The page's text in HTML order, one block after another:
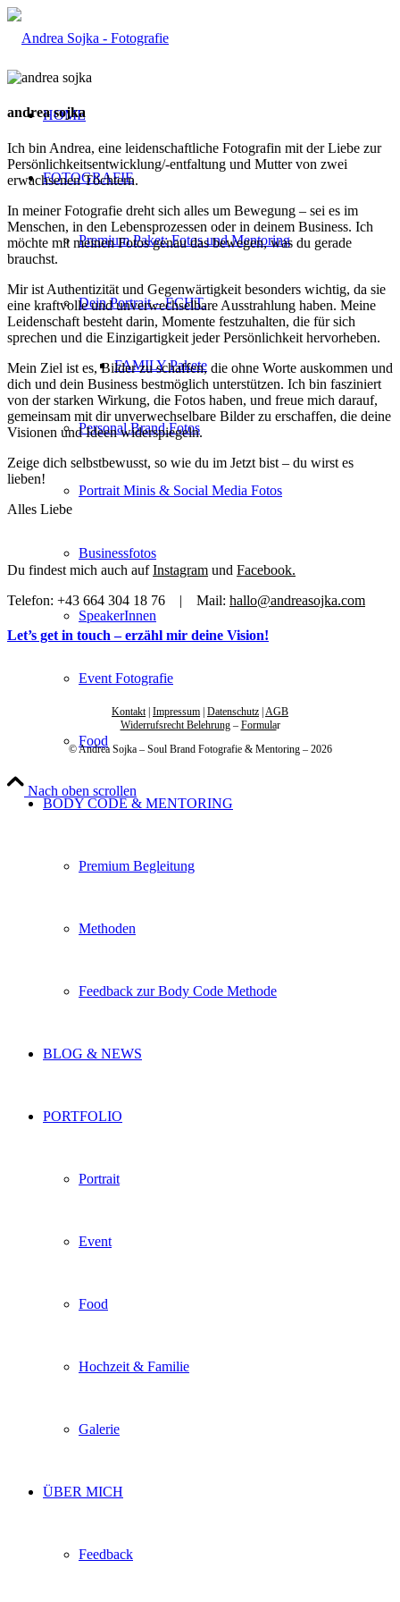
HOME
FOTOGRAFIE
Premium Paket: Fotos und Mentoring
Dein Portrait – ECHT.
FAMILY Pakete
Personal Brand Fotos
Portrait Minis & Social Media Fotos
Businessfotos
SpeakerInnen
Event Fotografie
Food
BODY CODE & MENTORING
Premium Begleitung
Methoden
Feedback zur Body Code Methode
BLOG & NEWS
PORTFOLIO
Portrait
Event
Food
Hochzeit & Familie
Galerie
ÜBER MICH
Feedback
andrea sojka
Ich bin Andrea, eine leidenschaftliche Fotografin mit der Liebe zur
Persönlichkeitsentwicklung/-entfaltung und Mutter von zwei
erwachsenen Töchtern.
In meiner Fotografie dreht sich alles um Bewegung – sei es im
Menschen, in den Lebensprozessen oder in deinem Business. Ich
möchte mit meinen Fotos genau das bewegen, was du gerade
brauchst.
Mir ist Authentizität und Gegenwärtigkeit besonders wichtig, da sie
eine kraftvolle und unverwechselbare Ausstrahlung haben. Meine
Leidenschaft besteht darin, Momente festzuhalten, die für sich
sprechen und die Einzigartigkeit jeder Persönlichkeit hervorheben.
Mein Ziel ist es, Bilder zu schaffen, die ohne Worte auskommen und
dich und dein Business bestmöglich unterstützen. Ich bin fasziniert
von der starken Wirkung, die Fotos haben, und freue mich darauf,
gemeinsam mit dir unverwechselbare Bilder zu erschaffen, die deine
Visionen und Ideen widerspiegeln.
Zeige dich selbstbewusst, so wie du im Jetzt bist – du wirst es
lieben!
Alles Liebe
Du findest mich auch aufInstagram und Facebook.
Telefon: +43 664 304 18 76 | Mail: hallo@andreasojka.com
Let’s get in touch – erzähl mir deine Vision!
Kontakt| Impressum Datenschutz AGB
Widerrufsrecht Belehrung– Formular
© Andrea Sojka – Soul Brand Fotografie & Mentoring – 2026
Nach oben scrollen